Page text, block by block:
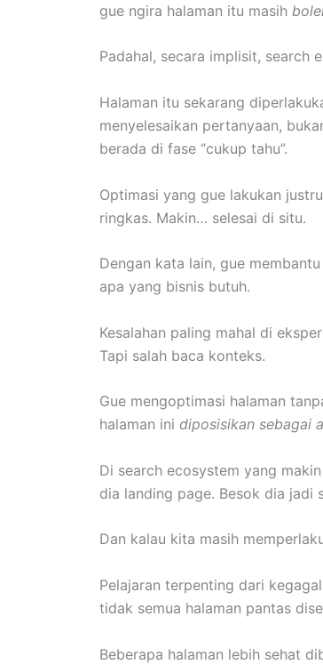
gue ngira halaman itu masih
Padahal, secara implisit, search
Halaman itu sekarang
menyelesaikan pertanyaan,
berada di fase “cukup tahu”.
Optimasi yang gue lakukan
ringkas. Makin… selesai di situ.
Dengan kata lain, gue
apa yang bisnis butuh.
Kesalahan paling mahal di
Tapi salah baca konteks.
Gue mengoptimasi halaman
halaman ini diposisikan sebagai
Di search ecosystem yang
dia landing page. Besok dia jadi
Dan kalau kita masih
Pelajaran terpenting dari
tidak semua halaman pantas
Beberapa halaman lebih sehat